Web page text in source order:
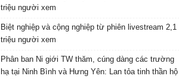
triệu người xem
Biệt nghiệp và cộng nghiệp từ phiên livestream 2,1
triệu người xem
Phân ban Ni giới TW thăm, cúng dàng các trường
hạ tại Ninh Bình và Hưng Yên: Lan tỏa tinh thần hộ